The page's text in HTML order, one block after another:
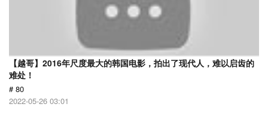
【越哥】2016年尺度最大的韩国电影，拍出了现代人，难以启齿的
难处！
# 80
2022-05-26 03:01